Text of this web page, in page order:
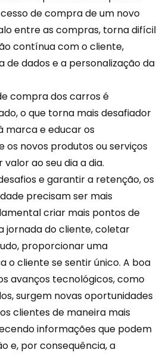
de compra de um novo
entre as compras, torna difícil
contínua com o cliente,
dedadose a personalização da
compra dos carros é
o que torna mais desafiador
marca e educar os
os novos produtos ou serviços
ao seu dia a dia.
e garantir a retenção, os
precisam ser mais
criar mais pontos de
jornada do cliente, coletar
proporcionar uma
o cliente se sentir único. A boa
avanços tecnológicos, como
surgem novas oportunidades
clientes de maneira mais
informações que podem
e, por consequência, a